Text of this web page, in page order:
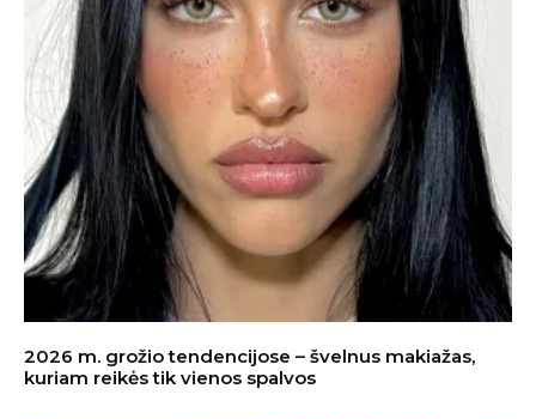
2026 m. grožio tendencijose – švelnus makiažas,
kuriam reikės tik vienos spalvos